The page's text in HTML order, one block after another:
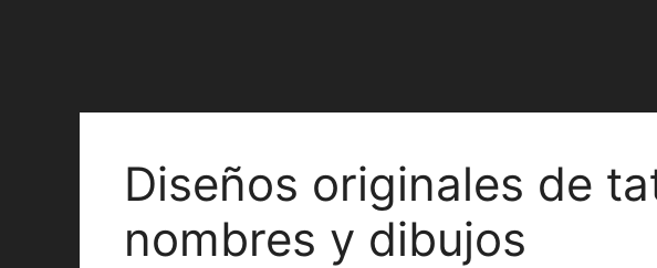
Diseños originales de
nombres y dibujos